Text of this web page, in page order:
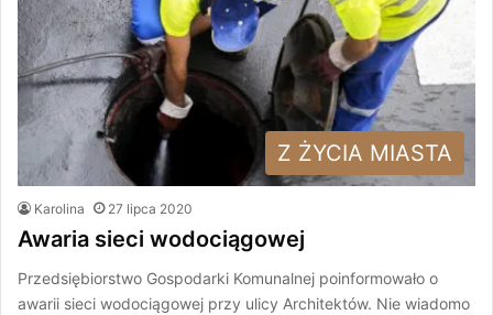
Z ŻYCIA MIASTA
Karolina 27 lipca 2020
Awaria sieci wodociągowej
Przedsiębiorstwo Gospodarki Komunalnej poinformowało o
awarii sieci wodociągowej przy ulicy Architektów. Nie wiadomo